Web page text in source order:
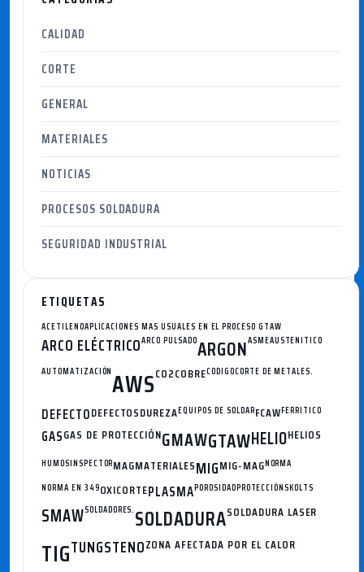
CALIDAD
CORTE
GENERAL
MATERIALES
NOTICIAS
PROCESOS SOLDADURA
SEGURIDAD INDUSTRIAL
ETIQUETAS
ACETILENOAPLICACIONES MAS USUALES EN EL PROCESO GTAW
ARCO ELÉCTRICOARCO PULSADOARGONASMEAUSTENITICO
AUTOMATIZACIÓNAWSCO2COBRECODIGOCORTE DE METALES.
DEFECTODEFECTOSDUREZAEQUIPOS DE SOLDARFCAWFERRITICO
GASGAS DE PROTECCIÓNGMAWGTAWHELIOHELIOS
HUMOSINSPECTORMAGMATERIALESMIGMIG-MAGNORMA
NORMA EN 349OXICORTEPLASMAPOROSIDADPROTECCIÓNSKOLTS
SMAWSOLDADORES.SOLDADURASOLDADURA LASER
TIGTUNGSTENOZONA AFECTADA POR EL CALOR